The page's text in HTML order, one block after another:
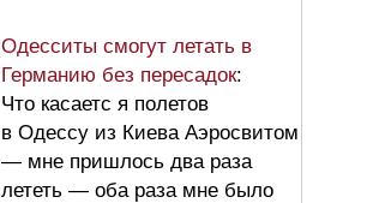
Одесситы смогут летать в
Германию без пересадок:
Что касаетс я полетов
в Одессу из Киева Аэросвитом
— мне пришлось два раза
лететь — оба раза мне было